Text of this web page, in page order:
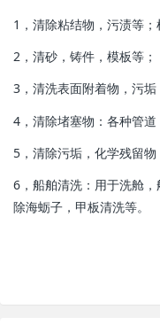
1，清除粘结物，污渍等；
2，清砂，铸件，模板等；
3，清洗表面附着物，污
4，清除堵塞物：各种管道
5，清除污垢，化学残留
6，船舶清洗：用于洗舱
除海蛎子，甲板清洗等。